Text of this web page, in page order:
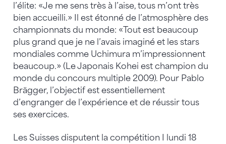
l’élite: «Je me sens très à l’aise, tous m’ont très
bien accueilli.» Il est étonné de l’atmosphère des
championnats du monde: «Tout est beaucoup
plus grand que je ne l’avais imaginé et les stars
mondiales comme Uchimura m’impressionnent
beaucoup.» (Le Japonais Kohei est champion du
monde du concours multiple 2009). Pour Pablo
Brägger, l’objectif est essentiellement
d’engranger de l’expérience et de réussir tous
ses exercices.
Les Suisses disputent la compétition I lundi 18